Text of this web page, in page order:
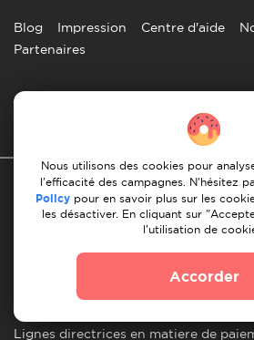
Blog Impression Centre d'aide
Partenaires
les 10 regles d'un demenagement
Lignes directrices en matiere de
Nous utilisons des cookies pour
l'efficacité des campagnes. N'hésitez
Policy pour en savoir plus sur les
les désactiver. En cliquant sur
l'utilisation de
Accorder